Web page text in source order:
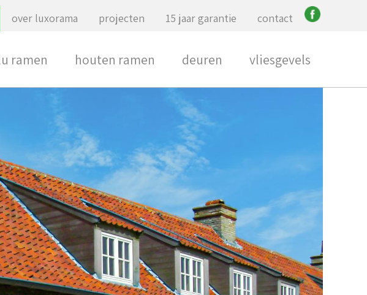
over luxorama projecten 15 jaar garantie contact
ramen houten ramen deuren vliesgevels